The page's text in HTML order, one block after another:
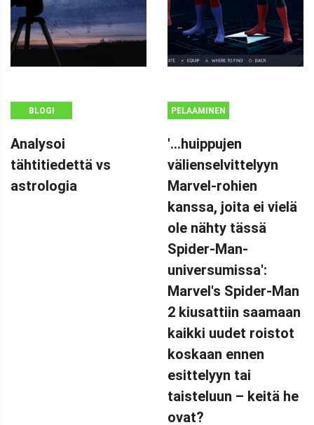
BLOGI
Analysoi
tähtitiedettä vs
astrologia
PELAAMINEN
'...huippujen
välienselvittelyyn
Marvel-rohien
kanssa, joita ei vielä
ole nähty tässä
Spider-Man-
universumissa':
Marvel's Spider-Man
2 kiusattiin saamaan
kaikki uudet roistot
koskaan ennen
esittelyyn tai
taisteluun – keitä he
ovat?